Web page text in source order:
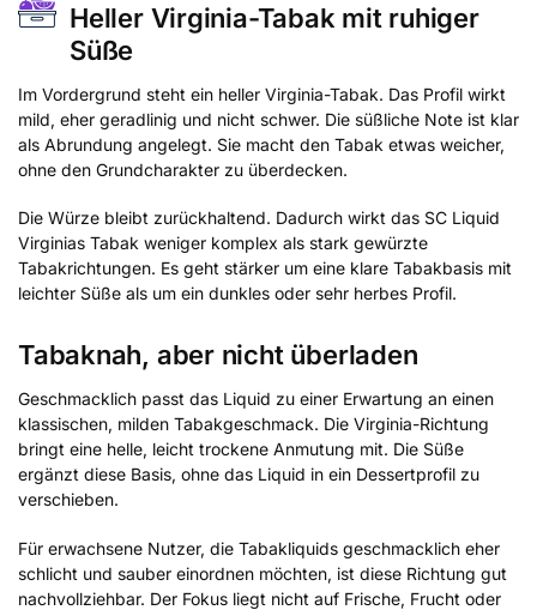
Heller Virginia-Tabak mit ruhiger
Süße
Im Vordergrund steht ein heller Virginia-Tabak. Das Profil wirkt
mild, eher geradlinig und nicht schwer. Die süßliche Note ist klar
als Abrundung angelegt. Sie macht den Tabak etwas weicher,
ohne den Grundcharakter zu überdecken.
Die Würze bleibt zurückhaltend. Dadurch wirkt das SC Liquid
Virginias Tabak weniger komplex als stark gewürzte
Tabakrichtungen. Es geht stärker um eine klare Tabakbasis mit
leichter Süße als um ein dunkles oder sehr herbes Profil.
Tabaknah, aber nicht überladen
Geschmacklich passt das Liquid zu einer Erwartung an einen
klassischen, milden Tabakgeschmack. Die Virginia-Richtung
bringt eine helle, leicht trockene Anmutung mit. Die Süße
ergänzt diese Basis, ohne das Liquid in ein Dessertprofil zu
verschieben.
Für erwachsene Nutzer, die Tabakliquids geschmacklich eher
schlicht und sauber einordnen möchten, ist diese Richtung gut
nachvollziehbar. Der Fokus liegt nicht auf Frische, Frucht oder